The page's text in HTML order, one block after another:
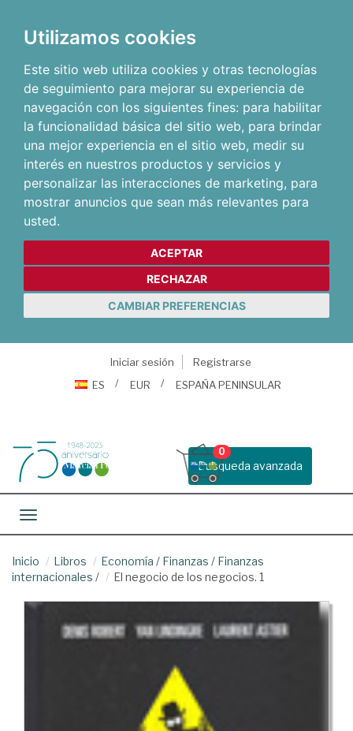
Utilizamos cookies
Este sitio web utiliza cookies y otras tecnologías
de seguimiento para mejorar su experiencia de
navegación con los siguientes fines: para habilitar
la funcionalidad básica del sitio web, para brindar
una mejor experiencia en el sitio web, medir su
interés en nuestros productos y servicios y
personalizar las interacciones de marketing, para
mostrar anuncios que sean más relevantes para
usted.
ACEPTAR
RECHAZAR
CAMBIAR PREFERENCIAS
Iniciar sesión
Registrarse
ES
EUR ESPAÑA PENINSULAR
Busqueda avanzada
0
Toggle navigation
Inicio Libros Economía / Finanzas / Finanzas
internacionales / El negocio de los negocios. 1